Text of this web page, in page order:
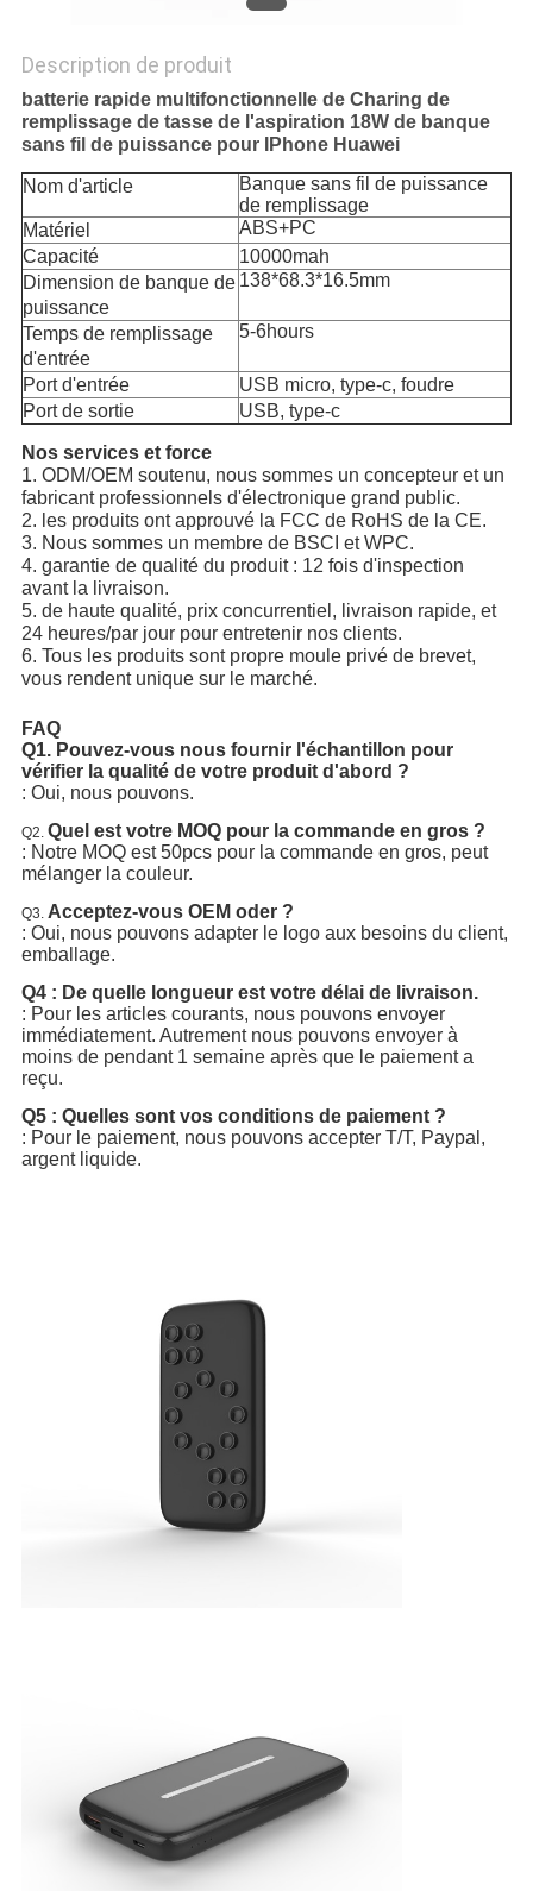
Description de produit
batterie rapide multifonctionnelle de Charing de
remplissage de tasse de l'aspiration 18W de banque
sans fil de puissance pour IPhone Huawei
Nom d'article
Banque sans fil de puissance
de remplissage
Matériel
ABS+PC
Capacité
10000mah
Dimension de banque de
puissance
138*68.3*16.5mm
Temps de remplissage
d'entrée
5-6hours
Port d'entrée
USB micro, type-c, foudre
Port de sortie
USB, type-c
Nos services et force
1. ODM/OEM soutenu, nous sommes un concepteur et un
fabricant professionnels d'électronique grand public.
2. les produits ont approuvé la FCC de RoHS de la CE.
3. Nous sommes un membre de BSCI et WPC.
4. garantie de qualité du produit : 12 fois d'inspection
avant la livraison.
5. de haute qualité, prix concurrentiel, livraison rapide, et
24 heures/par jour pour entretenir nos clients.
6. Tous les produits sont propre moule privé de brevet,
vous rendent unique sur le marché.
FAQ
Q1. Pouvez-vous nous fournir l'échantillon pour
vérifier la qualité de votre produit d'abord ?
: Oui, nous pouvons.
Q2. Quel est votre MOQ pour la commande en gros ?
: Notre MOQ est 50pcs pour la commande en gros, peut
mélanger la couleur.
Q3. Acceptez-vous OEM oder ?
: Oui, nous pouvons adapter le logo aux besoins du client,
emballage.
Q4 : De quelle longueur est votre délai de livraison.
: Pour les articles courants, nous pouvons envoyer
immédiatement. Autrement nous pouvons envoyer à
moins de pendant 1 semaine après que le paiement a
reçu.
Q5 : Quelles sont vos conditions de paiement ?
: Pour le paiement, nous pouvons accepter T/T, Paypal,
argent liquide.